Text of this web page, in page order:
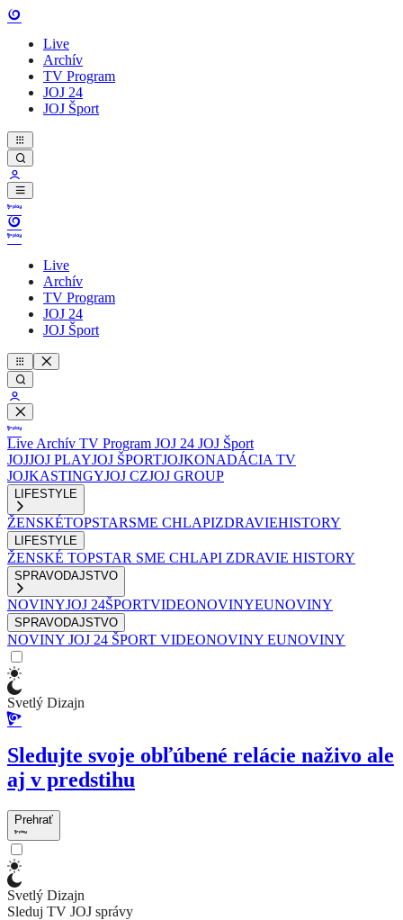
Live
Archív
TV Program
JOJ 24
JOJ Šport
Live
Archív
TV Program
JOJ 24
JOJ Šport
Live Archív TV Program JOJ 24 JOJ Šport
JOJJOJ PLAYJOJ ŠPORTJOJKONADÁCIA TV
JOJKASTINGYJOJ CZJOJ GROUP
LIFESTYLE
ŽENSKÉTOPSTARSME CHLAPIZDRAVIEHISTORY
LIFESTYLE
ŽENSKÉ TOPSTAR SME CHLAPI ZDRAVIE HISTORY
SPRAVODAJSTVO
NOVINYJOJ 24ŠPORTVIDEONOVINYEUNOVINY
SPRAVODAJSTVO
NOVINY JOJ 24 ŠPORT VIDEONOVINY EUNOVINY
Svetlý Dizajn
Sledujte svoje obľúbené relácie naživo ale
aj v predstihu
Prehrať
Svetlý Dizajn
Sleduj TV JOJ správy